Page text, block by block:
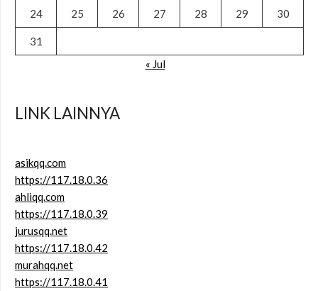
24 25 26 27 28 29 30
31
« Jul
LINK LAINNYA
asikqq.com
https://117.18.0.36
ahliqq.com
https://117.18.0.39
jurusqq.net
https://117.18.0.42
murahqq.net
https://117.18.0.41